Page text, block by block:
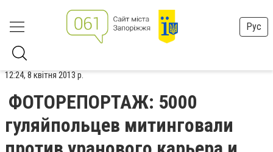
Рус
12:24, 8 квітня 2013 р.
ФОТОРЕПОРТАЖ: 5000
гуляйпольцев митинговали